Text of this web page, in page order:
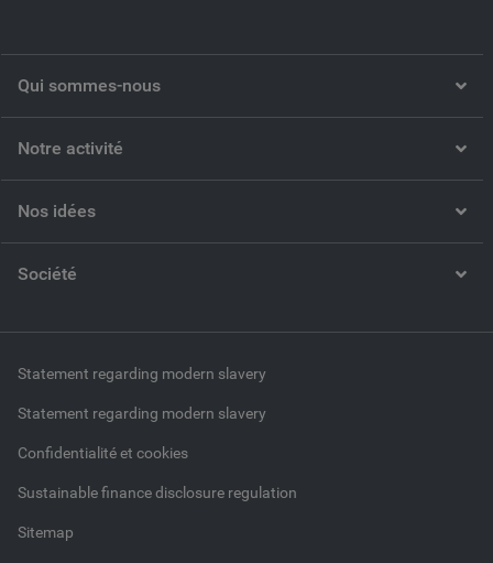
Qui sommes-nous
Notre activité
Nos idées
Société
Statement regarding modern slavery
Statement regarding modern slavery
Confidentialité et cookies
Sustainable finance disclosure regulation
Sitemap